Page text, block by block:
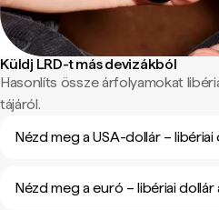
Küldj LRD-t más devizákból
Hasonlíts össze árfolyamokat
tájáról.
Nézd meg a USA-dollár –
Nézd meg a euró – libériai